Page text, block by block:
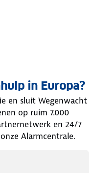
in Europa?
en sluit Wegenwacht
op ruim 7.000
en 24/7
Alarmcentrale.